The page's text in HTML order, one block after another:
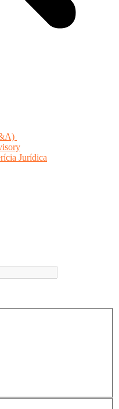
Jurídica